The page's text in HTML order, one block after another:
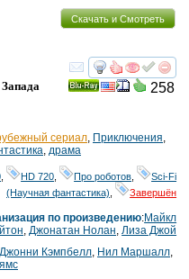
Скачать и Смотреть
смотреть
258
сериал, Приключения,
, драма
HD 720 Про роботов
Sci-Fi
(Научная фантастика)
Завершён
по произведению:Майкл
,Джонатан Нолан,Лиза Джой
Джонни Кэмпбелл, Нил Маршалл,